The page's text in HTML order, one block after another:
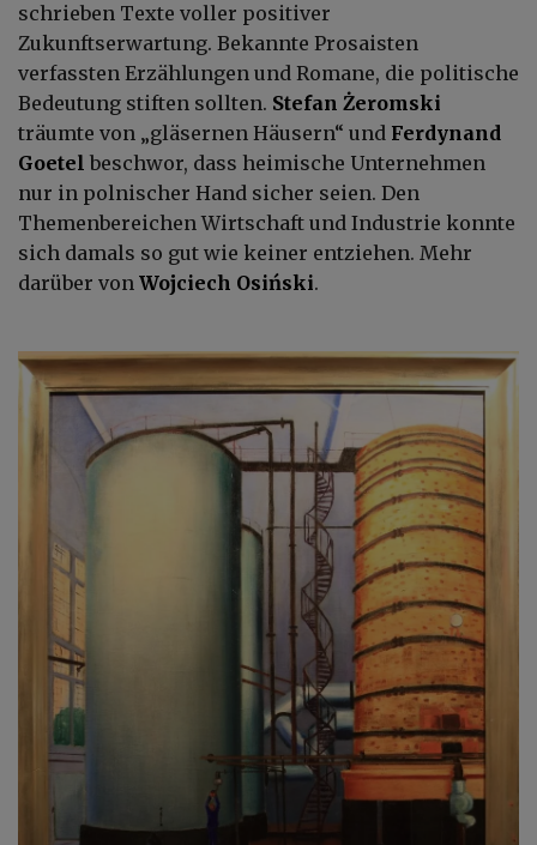
schrieben Texte voller positiver
Zukunftserwartung. Bekannte Prosaisten
verfassten Erzählungen und Romane, die politische
Bedeutung stiften sollten. Stefan Żeromski
träumte von „gläsernen Häusern“ und Ferdynand
Goetel beschwor, dass heimische Unternehmen
nur in polnischer Hand sicher seien. Den
Themenbereichen Wirtschaft und Industrie konnte
sich damals so gut wie keiner entziehen. Mehr
darüber von Wojciech Osiński.